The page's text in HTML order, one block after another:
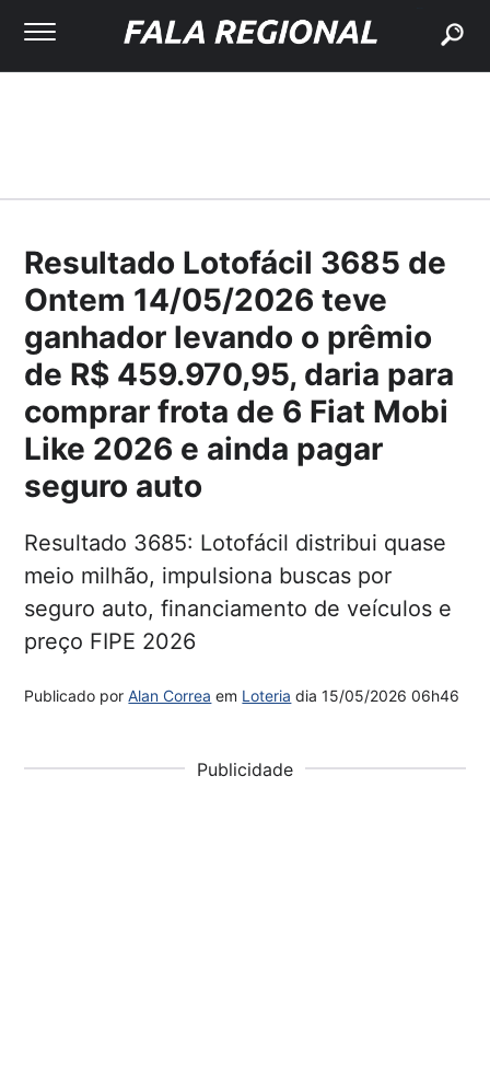
Resultado Lotofácil 3685 de
Ontem 14/05/2026 teve
ganhador levando o prêmio
de R$ 459.970,95, daria para
comprar frota de 6 Fiat Mobi
Like 2026 e ainda pagar
seguro auto
Resultado 3685: Lotofácil distribui quase
meio milhão, impulsiona buscas por
seguro auto, financiamento de veículos e
preço FIPE 2026
Publicado porAlan Correa em Loteria dia15/05/2026 06h46
Publicidade